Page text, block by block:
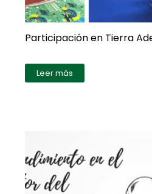
Participación en Tierra
Leer más